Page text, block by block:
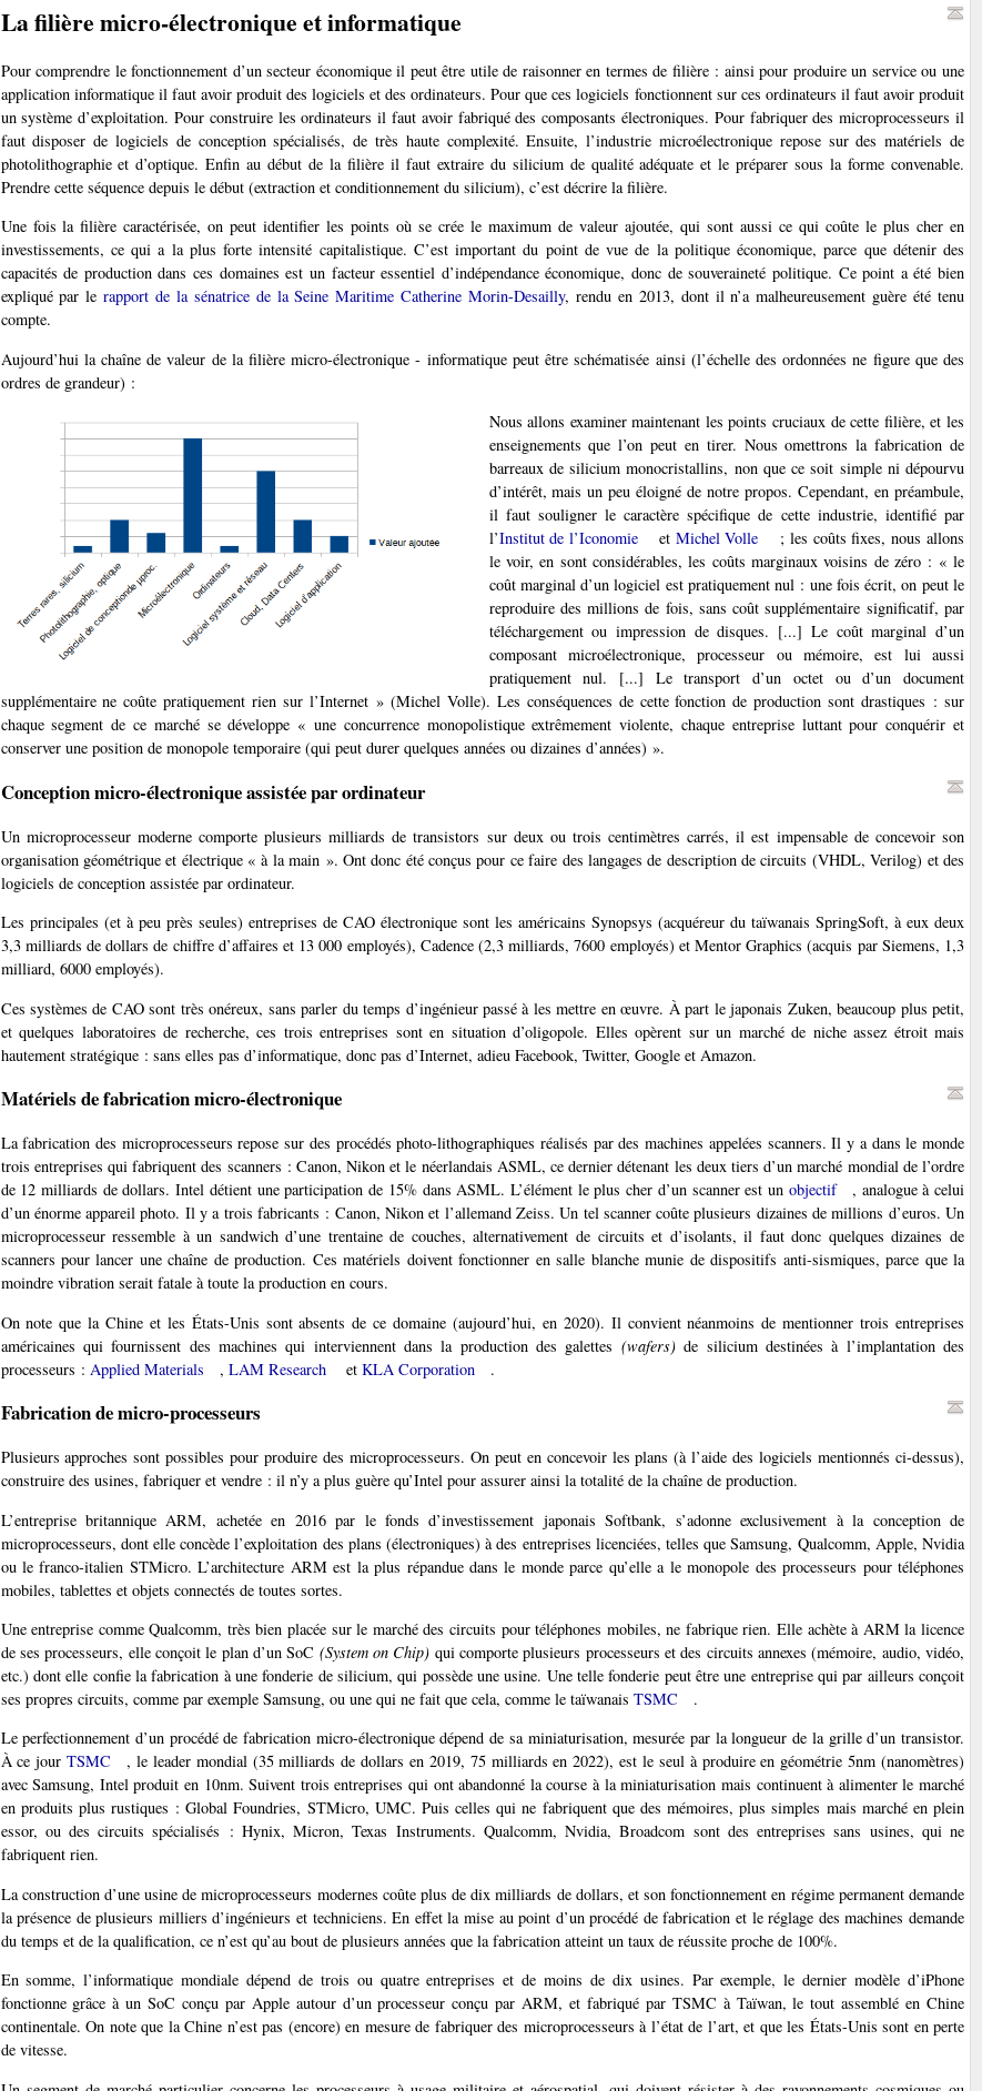
La filière micro-électronique et informatique
Pour comprendre le fonctionnement d’un secteur économique il peut être utile de raisonner en termes de filière : ainsi pour produire un service ou une
application informatique il faut avoir produit des logiciels et des ordinateurs. Pour que ces logiciels fonctionnent sur ces ordinateurs il faut avoir produit
un système d’exploitation. Pour construire les ordinateurs il faut avoir fabriqué des composants électroniques. Pour fabriquer des microprocesseurs il
faut disposer de logiciels de conception spécialisés, de très haute complexité. Ensuite, l’industrie microélectronique repose sur des matériels de
photolithographie et d’optique. Enfin au début de la filière il faut extraire du silicium de qualité adéquate et le préparer sous la forme convenable.
Prendre cette séquence depuis le début (extraction et conditionnement du silicium), c’est décrire la filière.
Une fois la filière caractérisée, on peut identifier les points où se crée le maximum de valeur ajoutée, qui sont aussi ce qui coûte le plus cher en
investissements, ce qui a la plus forte intensité capitalistique. C’est important du point de vue de la politique économique, parce que détenir des
capacités de production dans ces domaines est un facteur essentiel d’indépendance économique, donc de souveraineté politique. Ce point a été bien
expliqué par lerapport de la sénatrice de la Seine Maritime Catherine Morin-Desailly, rendu en 2013, dont il n’a malheureusement guère été tenu
compte.
Aujourd’hui la chaîne de valeur de la filière micro-électronique - informatique peut être schématisée ainsi (l’échelle des ordonnées ne figure que des
ordres de grandeur) :
Nous allons examiner maintenant les points cruciaux de cette filière, et les
enseignements que l’on peut en tirer. Nous omettrons la fabrication de
barreaux de silicium monocristallins, non que ce soit simple ni dépourvu
d’intérêt, mais un peu éloigné de notre propos. Cependant, en préambule,
il faut souligner le caractère spécifique de cette industrie, identifié par
l’Institut de l’Iconomie et Michel Volle
; les coûts fixes, nous allons
le voir, en sont considérables, les coûts marginaux voisins de zéro : « le
coût marginal d’un logiciel est pratiquement nul : une fois écrit, on peut le
reproduire des millions de fois, sans coût supplémentaire significatif, par
téléchargement ou impression de disques. [...] Le coût marginal d’un
composant microélectronique, processeur ou mémoire, est lui aussi
pratiquement nul. [...] Le transport d’un octet ou d’un document
supplémentaire ne coûte pratiquement rien sur l’Internet » (Michel Volle). Les conséquences de cette fonction de production sont drastiques : sur
chaque segment de ce marché se développe « une concurrence monopolistique extrêmement violente, chaque entreprise luttant pour conquérir et
conserver une position de monopole temporaire (qui peut durer quelques années ou dizaines d’années) ».
Conception micro-électronique assistée par ordinateur
Un microprocesseur moderne comporte plusieurs milliards de transistors sur deux ou trois centimètres carrés, il est impensable de concevoir son
organisation géométrique et électrique « à la main ». Ont donc été conçus pour ce faire des langages de description de circuits (VHDL, Verilog) et des
logiciels de conception assistée par ordinateur.
Les principales (et à peu près seules) entreprises de CAO électronique sont les américains Synopsys (acquéreur du taïwanais SpringSoft, à eux deux
3,3 milliards de dollars de chiffre d’affaires et 13 000 employés), Cadence (2,3 milliards, 7600 employés) et Mentor Graphics (acquis par Siemens, 1,3
milliard, 6000 employés).
Ces systèmes de CAO sont très onéreux, sans parler du temps d’ingénieur passé à les mettre en œuvre. À part le japonais Zuken, beaucoup plus petit,
et quelques laboratoires de recherche, ces trois entreprises sont en situation d’oligopole. Elles opèrent sur un marché de niche assez étroit mais
hautement stratégique : sans elles pas d’informatique, donc pas d’Internet, adieu Facebook, Twitter, Google et Amazon.
Matériels de fabrication micro-électronique
La fabrication des microprocesseurs repose sur des procédés photo-lithographiques réalisés par des machines appelées scanners. Il y a dans le monde
trois entreprises qui fabriquent des scanners : Canon, Nikon et le néerlandais ASML, ce dernier détenant les deux tiers d’un marché mondial de l’ordre
de 12 milliards de dollars. Intel détient une participation de 15% dans ASML. L’élément le plus cher d’un scanner est un objectif
, analogue à celui
d’un énorme appareil photo. Il y a trois fabricants : Canon, Nikon et l’allemand Zeiss. Un tel scanner coûte plusieurs dizaines de millions d’euros. Un
microprocesseur ressemble à un sandwich d’une trentaine de couches, alternativement de circuits et d’isolants, il faut donc quelques dizaines de
scanners pour lancer une chaîne de production. Ces matériels doivent fonctionner en salle blanche munie de dispositifs anti-sismiques, parce que la
moindre vibration serait fatale à toute la production en cours.
On note que la Chine et les États-Unis sont absents de ce domaine (aujourd’hui, en 2020). Il convient néanmoins de mentionner trois entreprises
américaines qui fournissent des machines qui interviennent dans la production des galettes (wafers)de silicium destinées à l’implantation des
processeurs : Applied Materials , LAM Research et KLA Corporation .
Fabrication de micro-processeurs
Plusieurs approches sont possibles pour produire des microprocesseurs. On peut en concevoir les plans (à l’aide des logiciels mentionnés ci-dessus),
construire des usines, fabriquer et vendre : il n’y a plus guère qu’Intel pour assurer ainsi la totalité de la chaîne de production.
L’entreprise britannique ARM, achetée en 2016 par le fonds d’investissement japonais Softbank, s’adonne exclusivement à la conception de
microprocesseurs, dont elle concède l’exploitation des plans (électroniques) à des entreprises licenciées, telles que Samsung, Qualcomm, Apple, Nvidia
ou le franco-italien STMicro. L’architecture ARM est la plus répandue dans le monde parce qu’elle a le monopole des processeurs pour téléphones
mobiles, tablettes et objets connectés de toutes sortes.
Une entreprise comme Qualcomm, très bien placée sur le marché des circuits pour téléphones mobiles, ne fabrique rien. Elle achète à ARM la licence
de ses processeurs, elle conçoit le plan d’un SoC (System on Chip) qui comporte plusieurs processeurs et des circuits annexes (mémoire, audio, vidéo,
etc.) dont elle confie la fabrication à une fonderie de silicium, qui possède une usine. Une telle fonderie peut être une entreprise qui par ailleurs conçoit
ses propres circuits, comme par exemple Samsung, ou une qui ne fait que cela, comme le taïwanais TSMC
.
Le perfectionnement d’un procédé de fabrication micro-électronique dépend de sa miniaturisation, mesurée par la longueur de la grille d’un transistor.
À ce jourTSMC
, le leader mondial (35 milliards de dollars en 2019, 75 milliards en 2022), est le seul à produire en géométrie 5nm (nanomètres)
avec Samsung, Intel produit en 10nm. Suivent trois entreprises qui ont abandonné la course à la miniaturisation mais continuent à alimenter le marché
en produits plus rustiques : Global Foundries, STMicro, UMC. Puis celles qui ne fabriquent que des mémoires, plus simples mais marché en plein
essor, ou des circuits spécialisés : Hynix, Micron, Texas Instruments. Qualcomm, Nvidia, Broadcom sont des entreprises sans usines, qui ne
fabriquent rien.
La construction d’une usine de microprocesseurs modernes coûte plus de dix milliards de dollars, et son fonctionnement en régime permanent demande
la présence de plusieurs milliers d’ingénieurs et techniciens. En effet la mise au point d’un procédé de fabrication et le réglage des machines demande
du temps et de la qualification, ce n’est qu’au bout de plusieurs années que la fabrication atteint un taux de réussite proche de 100%.
En somme, l’informatique mondiale dépend de trois ou quatre entreprises et de moins de dix usines. Par exemple, le dernier modèle d’iPhone
fonctionne grâce à un SoC conçu par Apple autour d’un processeur conçu par ARM, et fabriqué par TSMC à Taïwan, le tout assemblé en Chine
continentale. On note que la Chine n’est pas (encore) en mesure de fabriquer des microprocesseurs à l’état de l’art, et que les États-Unis sont en perte
de vitesse.